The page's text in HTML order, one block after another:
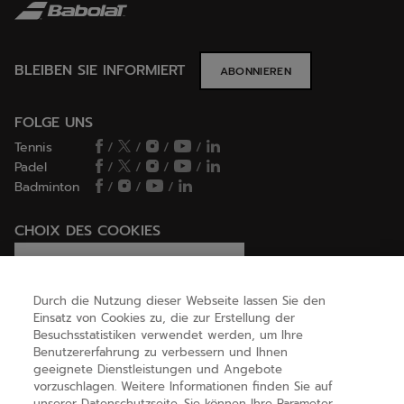
BLEIBEN SIE INFORMIERT ABONNIEREN
FOLGE UNS
Tennis / / /
/
Padel
/ / /
/
Badminton
/ / /
CHOIX DES COOKIES
HILFE
Durch die Nutzung dieser Webseite lassen Sie den
Einsatz von Cookies zu, die zur Erstellung der
Besuchsstatistiken verwendet werden, um Ihre
Benutzererfahrung zu verbessern und Ihnen
geeignete Dienstleistungen und Angebote
vorzuschlagen. Weitere Informationen finden Sie auf